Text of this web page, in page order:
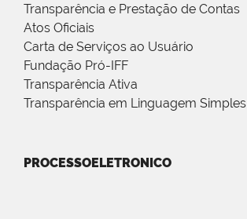
Transparência e Prestação de Contas
Atos Oficiais
Carta de Serviços ao Usuário
Fundação Pró-IFF
Transparência Ativa
Transparência em Linguagem Simples
PROCESSOELETRONICO